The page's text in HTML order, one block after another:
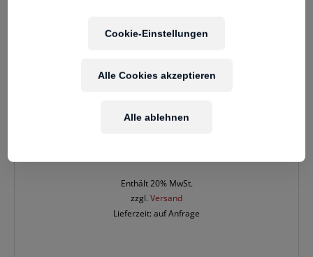
Enthält 20% MwSt.
zzgl. Versand
Lieferzeit: auf Anfrage
Cookie-Einstellungen
Alle ablehnen
Alle Cookies akzeptieren